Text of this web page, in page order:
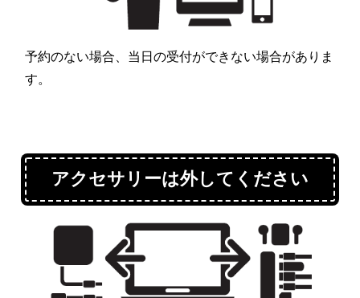
予約のない場合、当日の受付ができない場合がありま
す。
アクセサリーは外してください